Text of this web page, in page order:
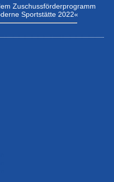
Zuschussförderprogramm
Sportstätte 2022«